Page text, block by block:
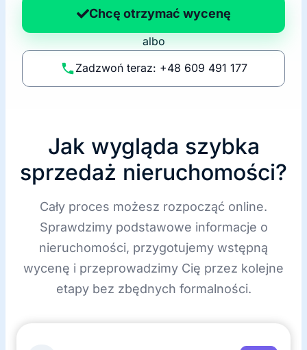
p
li
t
Chcę otrzymać wycenę
albo
Zadzwoń teraz: +48 609 491 177
Jak wygląda szybka
sprzedaż nieruchomości?
Cały proces możesz rozpocząć online.
Sprawdzimy podstawowe informacje o
nieruchomości, przygotujemy wstępną
wycenę i przeprowadzimy Cię przez kolejne
etapy bez zbędnych formalności.